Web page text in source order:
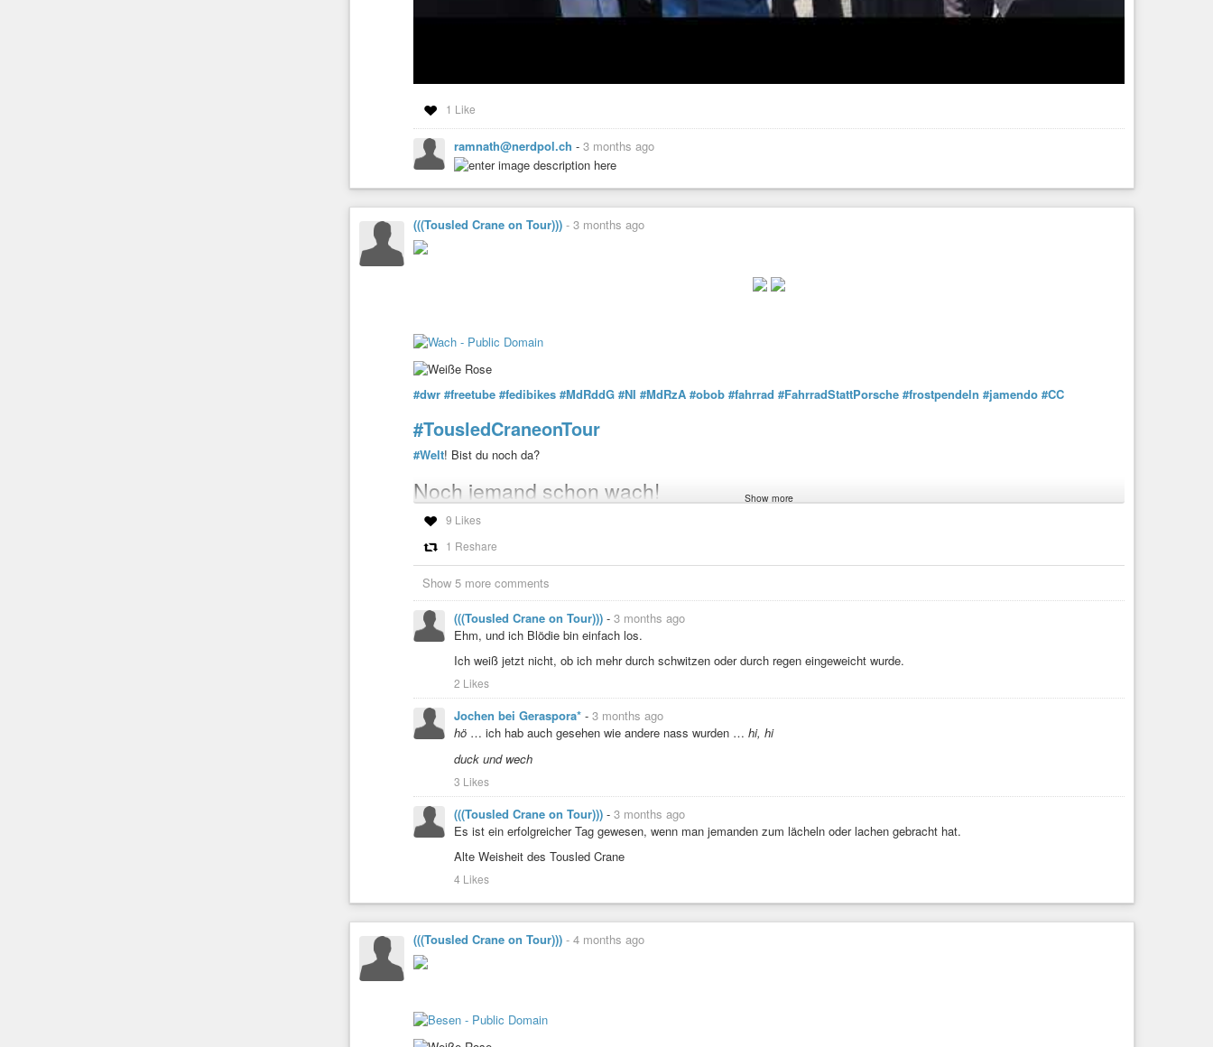
1 Like
ramnath@nerdpol.ch - 3 months ago
(((Tousled Crane on Tour))) - 3 months ago
#dwr #freetube #fedibikes #MdRddG #NI #MdRzA #obob #fahrrad #FahrradStattPorsche #frostpendeln #jamendo #CC
#TousledCraneonTour
#Welt! Bist du noch da?
Noch jemand schon wach!
Interessant, ich lebe seit rund 26 Jahren hier, dies ist das erste mal, dass ich dort Licht sehe.
Was ich auch sehe, ist das
wandeln. Mal sehen. Der
#Adebarscheint zu verzweifeln.
Jetzt einen#Kaffeeund was aus der#Mottenkiste:
https://youtu.be/2S5olHJwzHw
Bleibt senkrecht und gesund!
Show more
9 Likes
1 Reshare
Show 5 more comments
(((Tousled Crane on Tour))) - 3 months ago
Ehm, und ich Blödie bin einfach los.
Ich weiß jetzt nicht, ob ich mehr durch schwitzen oder durch regen eingeweicht wurde.
2 Likes
Jochen bei Geraspora* - 3 months ago
hö … ich hab auch gesehen wie andere nass wurden … hi, hi
duck und wech
3 Likes
(((Tousled Crane on Tour))) - 3 months ago
Es ist ein erfolgreicher Tag gewesen, wenn man jemanden zum lächeln oder lachen gebracht hat.
Alte Weisheit des Tousled Crane
4 Likes
(((Tousled Crane on Tour))) - 4 months ago